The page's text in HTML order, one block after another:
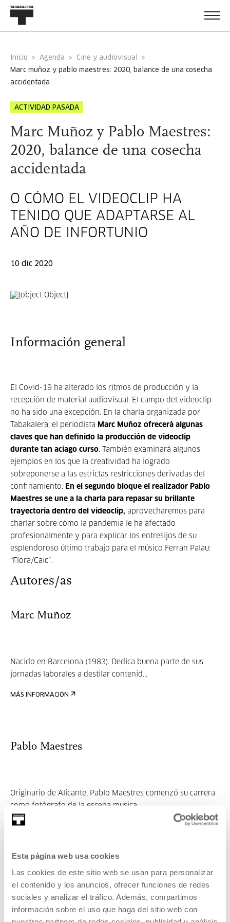
Esta página web usa cookies
Las cookies de este sitio web se usan para personalizar
el contenido y los anuncios, ofrecer funciones de redes
sociales y analizar el tráfico. Además, compartimos
información sobre el uso que haga del sitio web con
Inicio Agenda
Cine y audiovisual
marc muñoz y pablo maestres: 2020, balance de una cosecha
accidentada
ACTIVIDAD PASADA
Marc Muñoz y Pablo Maestres:
2020, balance de una cosecha
accidentada
O CÓMO EL VIDEOCLIP HA
TENIDO QUE ADAPTARSE AL
AÑO DE INFORTUNIO
10 dic 2020
Información general
El Covid-19 ha alterado los ritmos de producción y la
recepción de material audiovisual. El campo del videoclip
no ha sido una excepción. En la charla organizada por
Tabakalera, el periodista Marc Muñoz ofrecerá algunas
claves que han definido la producción de videoclip
durante tan aciago curso. También examinará algunos
ejemplos en los que la creatividad ha logrado
sobreponerse a las estrictas restricciones derivadas del
confinamiento. En el segundo bloque el realizador Pablo
Maestres se une a la charla para repasar su brillante
trayectoria dentro del videoclip, aprovecharemos para
charlar sobre cómo la pandemia le ha afectado
profesionalmente y para explicar los entresijos de su
esplendoroso último trabajo para el músico Ferran Palau:
“Flora/Caic”.
Autores/as
Marc Muñoz
Nacido en Barcelona (1983). Dedica buena parte de sus
jornadas laborales a destilar contenid...
MÁS INFORMACIÓN
Pablo Maestres
Originario de Alicante, Pablo Maestres comenzó su carrera
como fotógrafo de la escena musica...
MÁS INFORMACIÓN
Marc Muñoz
Nacido en Barcelona (1983). Dedica buena parte de sus